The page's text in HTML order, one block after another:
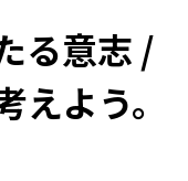
る意志 /
よう。